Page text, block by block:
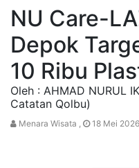
NU Care-
Depok
10 Ribu
Oleh : AHMAD NURUL
Catatan Qolbu)
Menara Wisata , 18 Mei